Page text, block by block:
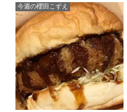
今週の櫻田こずえ